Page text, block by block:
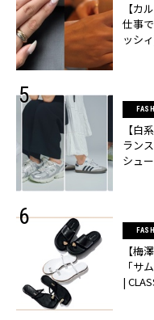
【カ
仕事
ッシ
【白
ラン
シュ
【梅
「サ
|